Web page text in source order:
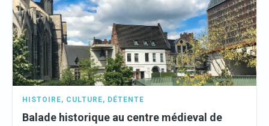
HISTOIRE, CULTURE, DÉTENTE
Balade historique au centre médieval de